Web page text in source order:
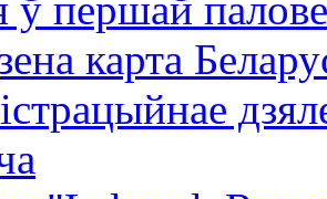
карта